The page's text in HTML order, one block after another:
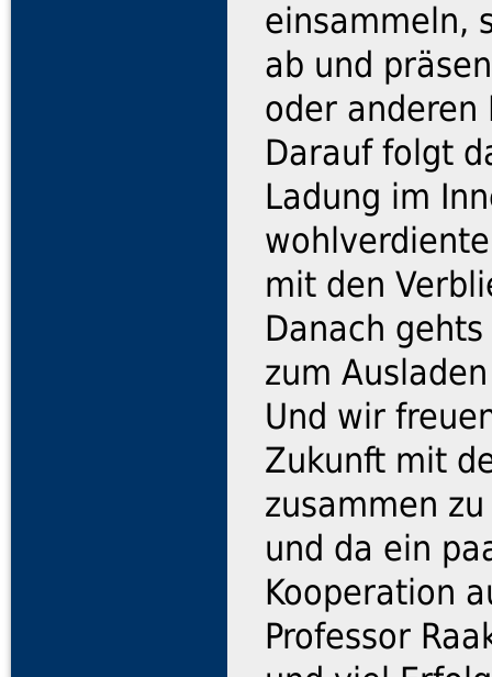
einsammeln,
ab und
oder anderen
Darauf folgt
Ladung im
mit den
Danach
zum
Und wir
Zukunft mit
zusammen
und da ein
Kooperation
Professor